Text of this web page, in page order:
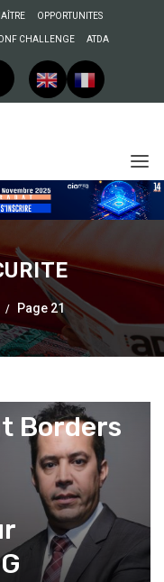
OPPORTUNITES
CHALLENGE ATDA
Page 21
MAG
pour
:
Borders